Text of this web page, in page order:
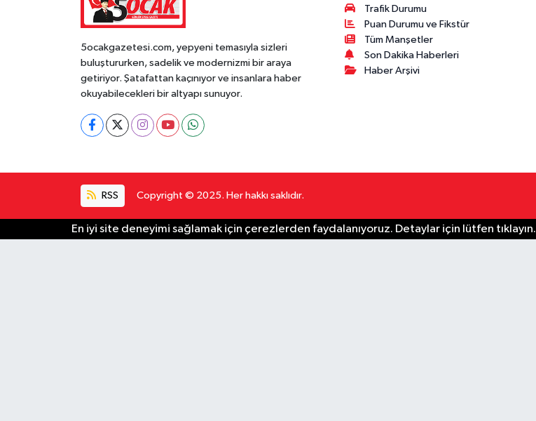
5ocakgazetesi.com, yepyeni temasıyla sizleri
buluştururken, sadelik ve modernizmi bir araya
getiriyor. Şatafattan kaçınıyor ve insanlara haber
okuyabilecekleri bir altyapı sunuyor.
Trafik Durumu
Puan Durumu ve Fikstür
Tüm Manşetler
Son Dakika Haberleri
Haber Arşivi
RSS Copyright © 2025. Her hakkı saklıdır.
En iyi site deneyimi sağlamak için çerezlerden faydalanıyoruz. Detaylar için lütfen tıklayın.